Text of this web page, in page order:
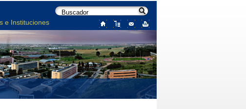
e Instituciones